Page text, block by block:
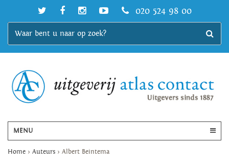
020 524 98 00
MENU
Home > Auteurs > Albert Beintema